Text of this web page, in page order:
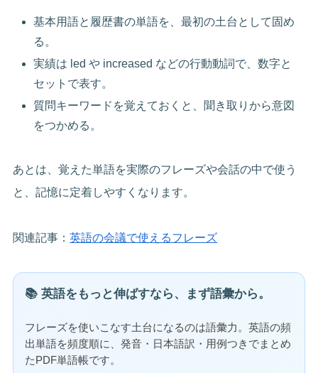
基本用語と履歴書の単語を、最初の土台として固め
る。
実績は led や increased などの行動動詞で、数字と
セットで表す。
質問キーワードを覚えておくと、聞き取りから意図
をつかめる。
あとは、覚えた単語を実際のフレーズや会話の中で使う
と、記憶に定着しやすくなります。
関連記事：英語の会議で使えるフレーズ
📚 英語をもっと伸ばすなら、まず語彙から。
フレーズを使いこなす土台になるのは語彙力。英語の頻
出単語を頻度順に、発音・日本語訳・用例つきでまとめ
たPDF単語帳です。